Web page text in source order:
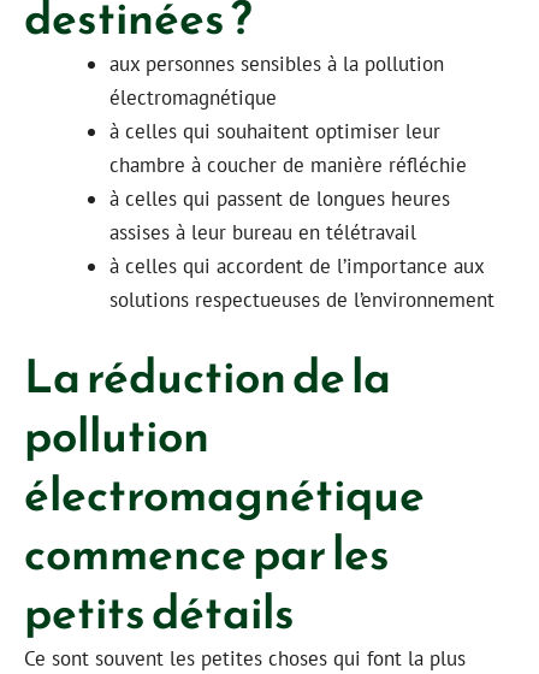
destinées ?
aux personnes sensibles à la pollution
électromagnétique
à celles qui souhaitent optimiser leur
chambre à coucher de manière réfléchie
à celles qui passent de longues heures
assises à leur bureau en télétravail
à celles qui accordent de l’importance aux
solutions respectueuses de l’environnement
La réduction de la
pollution
électromagnétique
commence par les
petits détails
Ce sont souvent les petites choses qui font la plus